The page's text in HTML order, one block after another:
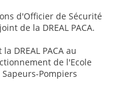
d'Officier de Sécurité
de la DREAL PACA.
DREAL PACA au
de l'Ecole
Pompiers